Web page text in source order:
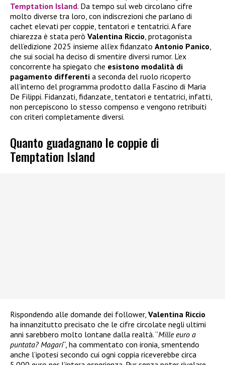
Temptation Island. Da tempo sul web circolano cifre
molto diverse tra loro, con indiscrezioni che parlano di
cachet elevati per coppie, tentatori e tentatrici. A fare
chiarezza è stata però Valentina Riccio, protagonista
dell’edizione 2025 insieme all’ex fidanzato Antonio Panico,
che sui social ha deciso di smentire diversi rumor. L’ex
concorrente ha spiegato che esistono modalità di
pagamento differenti a seconda del ruolo ricoperto
all’interno del programma prodotto dalla Fascino di Maria
De Filippi. Fidanzati, fidanzate, tentatori e tentatrici, infatti,
non percepiscono lo stesso compenso e vengono retribuiti
con criteri completamente diversi.
Quanto guadagnano le coppie di
Temptation Island
Rispondendo alle domande dei follower, Valentina Riccio
ha innanzitutto precisato che le cifre circolate negli ultimi
anni sarebbero molto lontane dalla realtà. “Mille euro a
puntata? Magari“, ha commentato con ironia, smentendo
anche l’ipotesi secondo cui ogni coppia riceverebbe circa